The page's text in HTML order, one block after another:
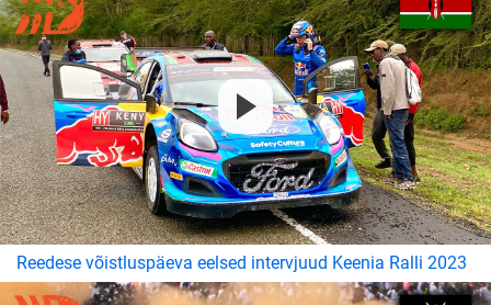
Reedese võistluspäeva eelsed intervjuud Keenia Ralli 2023